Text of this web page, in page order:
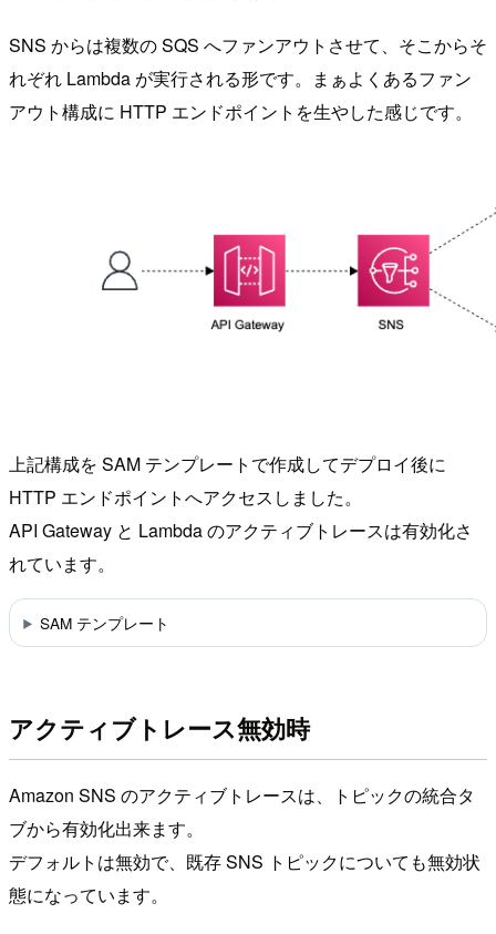
SNS からは複数の SQS へファンアウトさせて、そこからそ
れぞれ Lambda が実行される形です。まぁよくあるファン
アウト構成に HTTP エンドポイントを生やした感じです。
上記構成を SAM テンプレートで作成してデプロイ後に
HTTP エンドポイントへアクセスしました。
API Gateway と Lambda のアクティブトレースは有効化さ
れています。
SAM テンプレート
アクティブトレース無効時
Amazon SNS のアクティブトレースは、トピックの統合タ
ブから有効化出来ます。
デフォルトは無効で、既存 SNS トピックについても無効状
態になっています。